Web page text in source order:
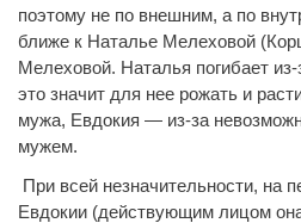
поэтому не по внешним, а по
ближе к Наталье Мелеховой
Мелеховой. Наталья погибает
это значит для нее рожать и
мужа, Евдокия — из-за
мужем.
При всей незначительности, на
Евдокии (действующим лицом